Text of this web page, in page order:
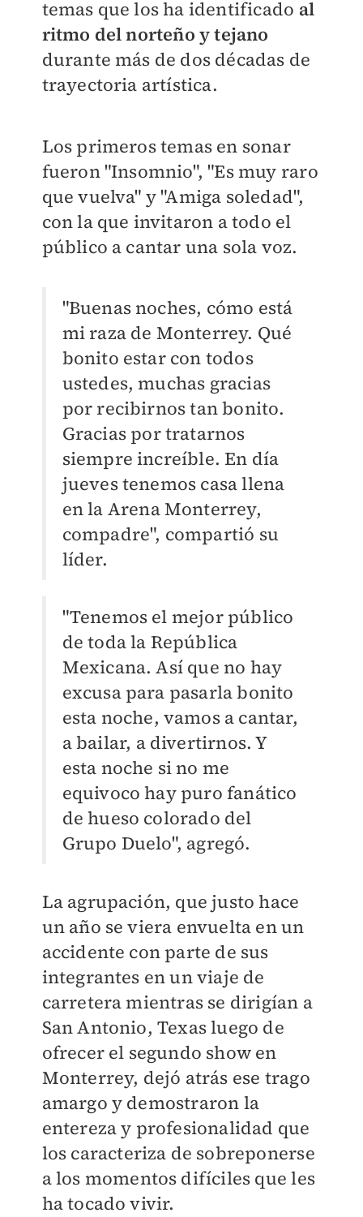
temas que los ha identificado al
ritmo del norteño y tejano
durante más de dos décadas de
trayectoria artística.
Los primeros temas en sonar
fueron "Insomnio", "Es muy raro
que vuelva" y "Amiga soledad",
con la que invitaron a todo el
público a cantar una sola voz.
"Buenas noches, cómo está
mi raza de Monterrey. Qué
bonito estar con todos
ustedes, muchas gracias
por recibirnos tan bonito.
Gracias por tratarnos
siempre increíble. En día
jueves tenemos casa llena
en la Arena Monterrey,
compadre", compartió su
líder.
"Tenemos el mejor público
de toda la República
Mexicana. Así que no hay
excusa para pasarla bonito
esta noche, vamos a cantar,
a bailar, a divertirnos. Y
esta noche si no me
equivoco hay puro fanático
de hueso colorado del
Grupo Duelo", agregó.
La agrupación, que justo hace
un año se viera envuelta en un
accidente con parte de sus
integrantes en un viaje de
carretera mientras se dirigían a
San Antonio, Texas luego de
ofrecer el segundo show en
Monterrey, dejó atrás ese trago
amargo y demostraron la
entereza y profesionalidad que
los caracteriza de sobreponerse
a los momentos difíciles que les
ha tocado vivir.